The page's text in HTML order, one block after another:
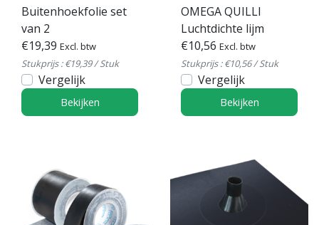
Buitenhoekfolie set
van 2
€19,39 Excl. btw
Stukprijs : €19,39 / Stuk
Vergelijk
Bekijken
OMEGA QUILLI
Luchtdichte lijm
€10,56 Excl. btw
Stukprijs : €10,56 / Stuk
Vergelijk
Bekijken